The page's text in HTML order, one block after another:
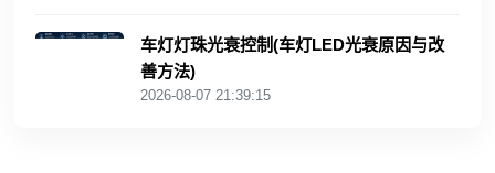
车灯灯珠光衰控制(车灯LED光衰原因与改
善方法)
2026-08-07 21:39:15